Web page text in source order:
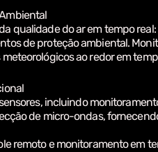
qualidade do ar em tempo
de proteção ambiental.
ao redor em
incluindo
de micro-ondas,
remoto e monitoramento em